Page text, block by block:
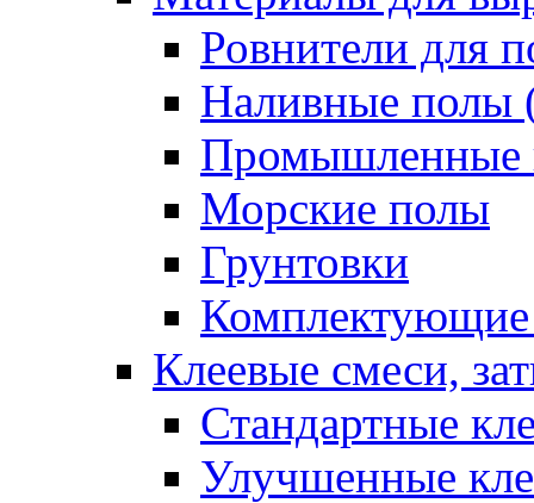
Ровнители для
Наливные полы
Промышленные
Морские полы
Грунтовки
Клеевые смеси,
Стандартные
Улучшенные